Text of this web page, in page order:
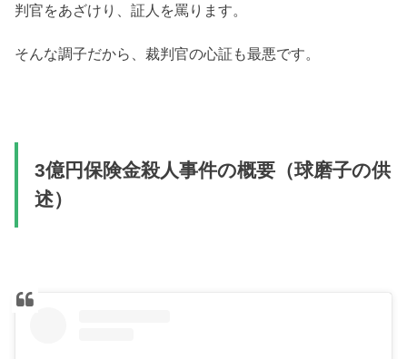
判官をあざけり、証人を罵ります。
そんな調子だから、裁判官の心証も最悪です。
3億円保険金殺人事件の概要（球磨子の供
述）